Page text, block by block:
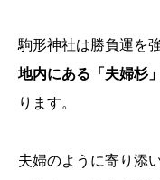
駒形神社は勝負運を
地内にある「夫婦杉
ります。
夫婦のように寄り添